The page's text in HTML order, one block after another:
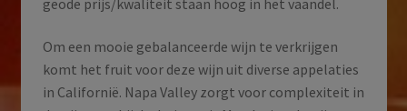
Om een mooie gebalanceerde wijn te verkrijgen
komt het fruit voor deze wijn uit diverse appelaties
in Californië. Napa Valley zorgt voor complexiteit in